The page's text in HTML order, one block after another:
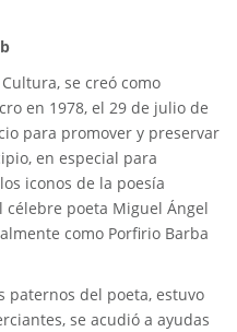
se creó como
en 1978, el 29 de julio de
para promover y preservar
en especial para
iconos de la poesía
poeta Miguel Ángel
como Porfirio Barba
paternos del poeta, estuvo
se acudió a ayudas